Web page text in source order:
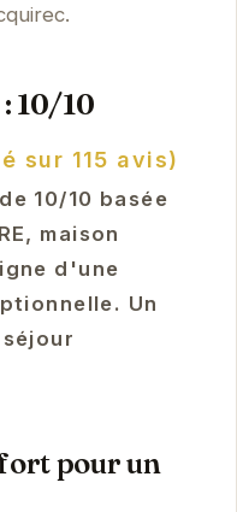
10/10
sur 115 avis)
10/10 basée
maison
d'une
Un
pour un